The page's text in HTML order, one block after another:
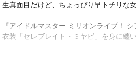
生真面目だけど、ちょっぴり早トチリな
『アイドルマスター ミリオンライブ！
衣装「セレブレイト・ミヤビ」を身に纏